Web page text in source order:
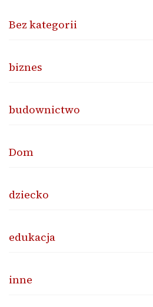
Bez kategorii
biznes
budownictwo
Dom
dziecko
edukacja
inne